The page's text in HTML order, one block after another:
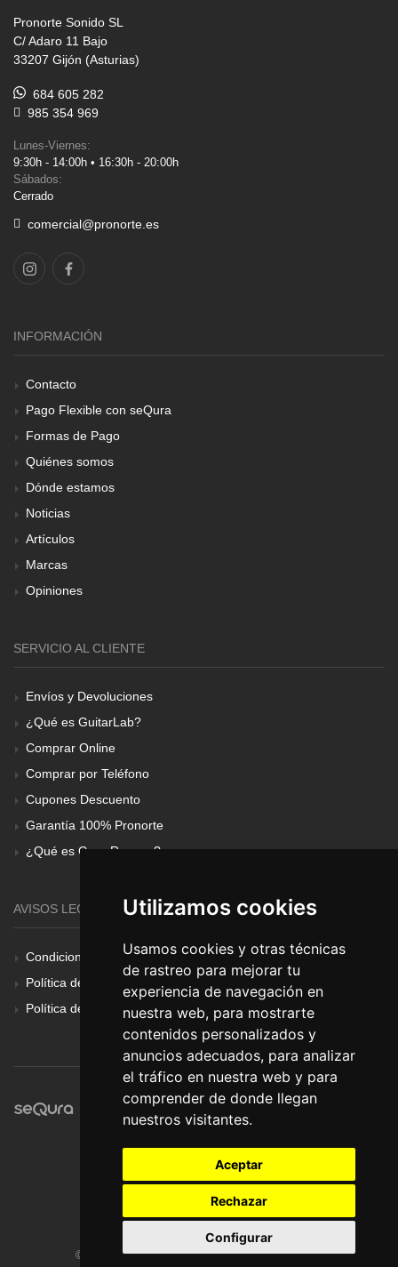
Utilizamos cookies
Usamos cookies y otras técnicas
de rastreo para mejorar tu
experiencia de navegación en
nuestra web, para mostrarte
contenidos personalizados y
anuncios adecuados, para analizar
el tráfico en nuestra web y para
comprender de donde llegan
nuestros visitantes.
Aceptar
Rechazar
Configurar
Pronorte Sonido SL
C/ Adaro 11 Bajo
33207 Gijón (Asturias)
684 605 282
985 354 969
Lunes-Viernes:
9:30h - 14:00h • 16:30h - 20:00h
Sábados:
Cerrado
comercial@pronorte.es
INFORMACIÓN
Contacto
Pago Flexible con seQura
Formas de Pago
Quiénes somos
Dónde estamos
Noticias
Artículos
Marcas
Opiniones
SERVICIO AL CLIENTE
Envíos y Devoluciones
¿Qué es GuitarLab?
Comprar Online
Comprar por Teléfono
Cupones Descuento
Garantía 100% Pronorte
¿Qué es Gear Renove?
AVISOS LEGALES
Condiciones Generales
Política de Cookies
Política de Privacidad
© Pronorte Sonido SL. Todos los derechos reservados.